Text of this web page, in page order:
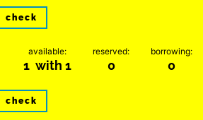
check
available:
1 with 1
reserved:
0
borrowing:
0
check